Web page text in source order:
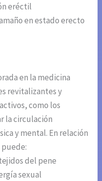
eréctil
en estado erecto
en la medicina
revitalizantes y
como los
la circulación
y mental. En relación
del pene
sexual